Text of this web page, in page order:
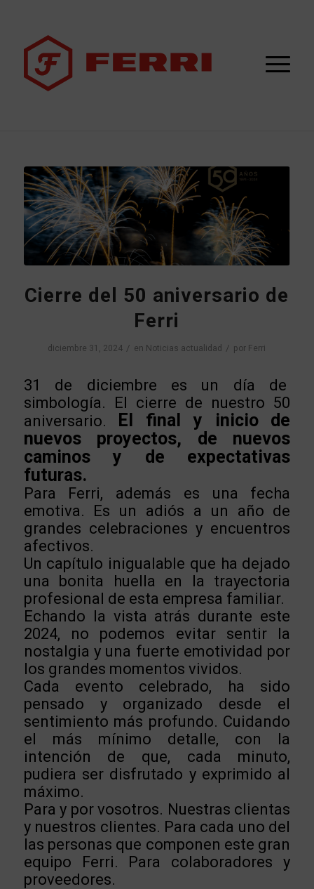
Cierre del 50 aniversario de
Ferri
diciembre 31, 2024 / en Noticias actualidad / por Ferri
31 de diciembre es un día de
simbología. El cierre de nuestro 50
aniversario.
El final y inicio de
nuevos proyectos, de nuevos
caminos y de expectativas
futuras.
Para Ferri, además es una fecha
emotiva. Es un adiós a un año de
grandes celebraciones y encuentros
afectivos.
Un capítulo inigualable que ha dejado
una bonita huella en la trayectoria
profesional de esta empresa familiar.
Echando la vista atrás durante este
2024, no podemos evitar sentir la
nostalgia y una fuerte emotividad por
los grandes momentos vividos.
Cada evento celebrado, ha sido
pensado y organizado desde el
sentimiento más profundo. Cuidando
el más mínimo detalle, con la
intención de que, cada minuto,
pudiera ser disfrutado y exprimido al
máximo.
Para y por vosotros. Nuestras clientas
y nuestros clientes. Para cada uno del
las personas que componen este gran
equipo Ferri. Para colaboradores y
proveedores.